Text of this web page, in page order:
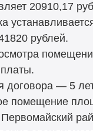
20910,17
рублей.
договора — 5
помещение